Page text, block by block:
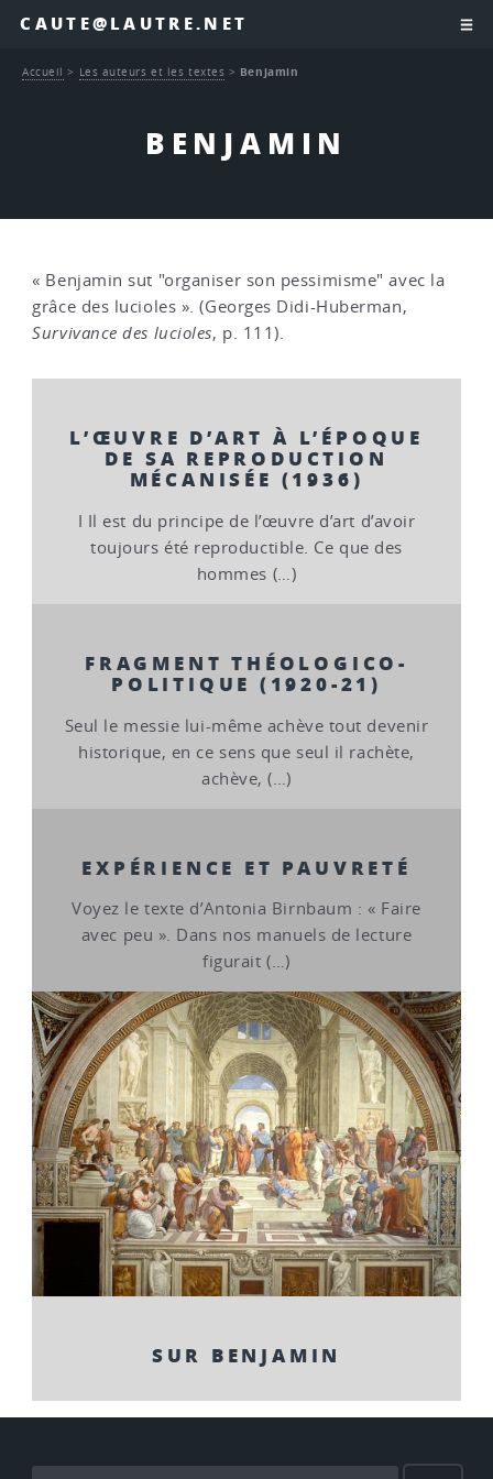
CAUTE@LAUTRE.NET
BENJAMIN
Accueil > Les auteurs et les textes > Benjamin
« Benjamin sut "organiser son pessimisme" avec la
grâce des lucioles ». (Georges Didi-Huberman,
Survivance des lucioles, p. 111).
L’ŒUVRE D’ART À L’ÉPOQUE
DE SA REPRODUCTION
MÉCANISÉE (1936)
I Il est du principe de l’œuvre d’art d’avoir
toujours été reproductible. Ce que des
hommes (…)
FRAGMENT THÉOLOGICO-
POLITIQUE (1920-21)
Seul le messie lui-même achève tout devenir
historique, en ce sens que seul il rachète,
achève, (…)
EXPÉRIENCE ET PAUVRETÉ
Voyez le texte d’Antonia Birnbaum : « Faire
avec peu ». Dans nos manuels de lecture
figurait (…)
SUR BENJAMIN